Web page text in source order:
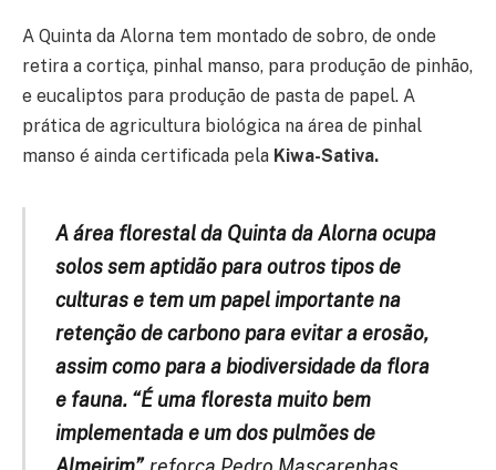
A Quinta da Alorna tem montado de sobro, de onde
retira a cortiça, pinhal manso, para produção de pinhão,
e eucaliptos para produção de pasta de papel. A
prática de agricultura biológica na área de pinhal
manso é ainda certificada pela Kiwa-Sativa.
A área florestal da Quinta da Alorna ocupa
solos sem aptidão para outros tipos de
culturas e tem um papel importante na
retenção de carbono para evitar a erosão,
assim como para a biodiversidade da flora
e fauna. “É uma floresta muito bem
implementada e um dos pulmões de